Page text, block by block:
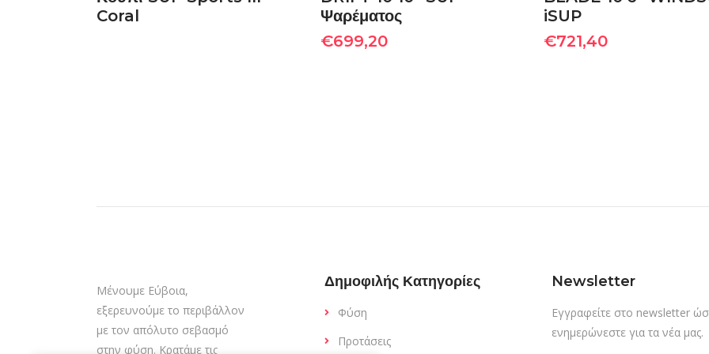
Coral
Ψαρέματος
€699,20
iSUP
€721,40
Μένουμε Εύβοια,
εξερευνούμε το περιβάλλον
με τον απόλυτο σεβασμό
στην φύση. Κρατάμε τις
Δημοφιλής Κατηγορίες
Φύση
Προτάσεις
Newsletter
Εγγραφείτε στο newsletter
ενημερώνεστε για τα νέα μας.